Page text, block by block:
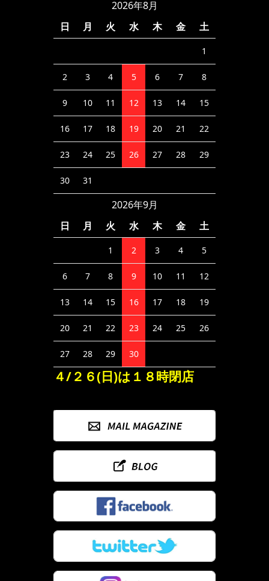
2026年8月
日
月 火 水 木 金 土
1
2 3 4 5 6 7 8
9 10 11 12 13 14 15
16 17 18 19 20 21 22
23 24 25 26 27 28 29
30 31
2026年9月
日
月 火 水 木 金 土
1 2 3 4 5
6 7 8 9 10 11 12
13 14 15 16 17 18 19
20 21 22 23 24 25 26
27 28 29 30
４/２６(日)は１８時閉店